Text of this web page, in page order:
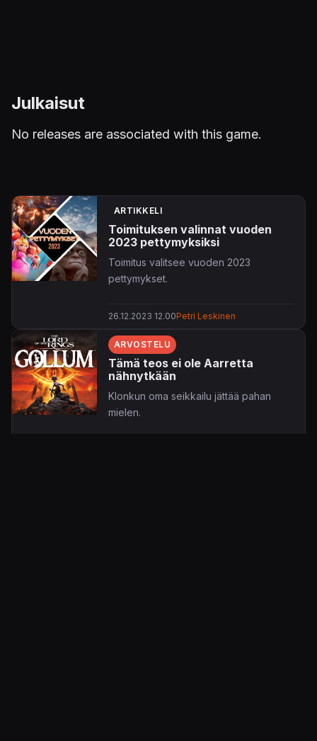
Julkaisut
No releases are associated with this game.
ARTIKKELI
Toimituksen valinnat vuoden
2023 pettymyksiksi
Toimitus valitsee vuoden 2023
pettymykset.
26.12.2023 12.00Petri Leskinen
ARVOSTELU
Tämä teos ei ole Aarretta
nähnytkään
Klonkun oma seikkailu jättää pahan
mielen.